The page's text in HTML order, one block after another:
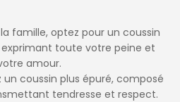
famille, optez pour un coussin
toute votre peine et
amour.
coussin plus épuré, composé
tendresse et respect.